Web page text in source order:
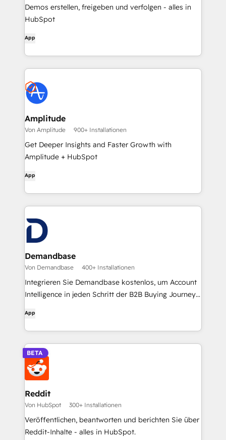
Demos erstellen, freigeben und verfolgen - alles in
HubSpot
App
Amplitude
Von Amplitude 900+ Installationen
Get Deeper Insights and Faster Growth with
Amplitude + HubSpot
App
Demandbase
Von Demandbase 400+ Installationen
Integrieren Sie Demandbase kostenlos, um Account
Intelligence in jeden Schritt der B2B Buying Journey
App
BETA
Reddit
Von HubSpot 300+ Installationen
Veröffentlichen, beantworten und berichten Sie über
Reddit-Inhalte - alles in HubSpot.